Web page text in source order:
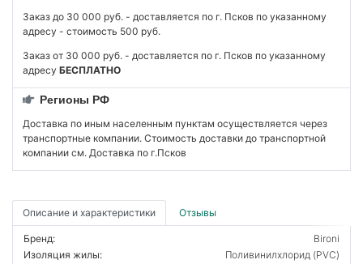
Заказ до 30 000 руб. - доставляется по г. Псков по указанному
адресу - стоимость 500 руб.
Заказ от 30 000 руб. - доставляется по г. Псков по указанному
адресу БЕСПЛАТНО
Регионы РФ
Доставка по иным населенным пунктам осуществляется через
транспортные компании. Стоимость доставки до транспортной
компании см. Доставка по г.Псков
Описание и характеристики Отзывы
Бренд:
Bironi
Изоляция жилы:
Поливинилхлорид (PVC)